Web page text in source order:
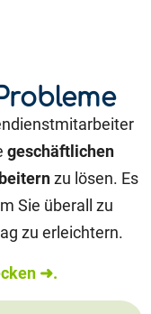
geschäftlichen
zu lösen. Es
Sie überall zu
zu erleichtern.
➜.